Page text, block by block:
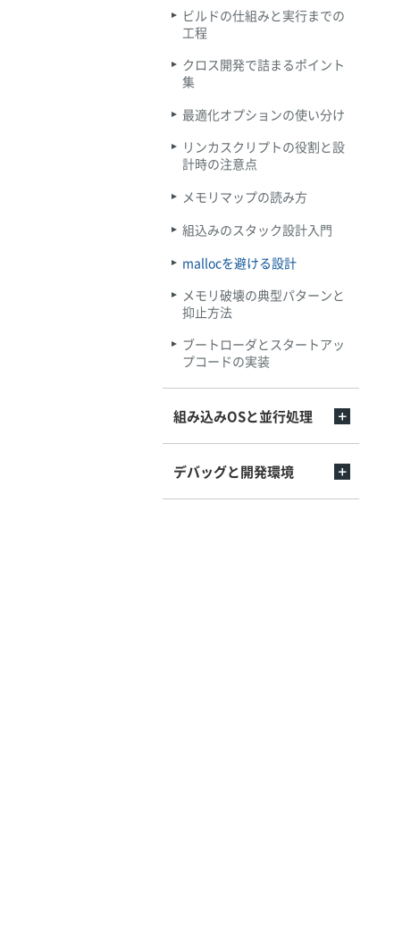
ビルドの仕組みと実行までの
工程
クロス開発で詰まるポイント
集
最適化オプションの使い分け
リンカスクリプトの役割と設
計時の注意点
メモリマップの読み方
組込みのスタック設計入門
mallocを避ける設計
メモリ破壊の典型パターンと
抑止方法
ブートローダとスタートアッ
プコードの実装
組み込みOSと並行処理
デバッグと開発環境